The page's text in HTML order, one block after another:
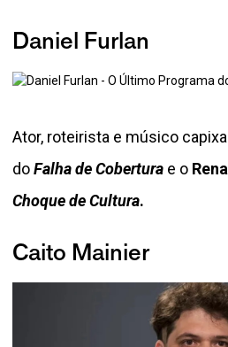
Daniel Furlan
Ator, roteirista e músico
doFalha de Cobertura e o
Choque de Cultura.
Caito Mainier